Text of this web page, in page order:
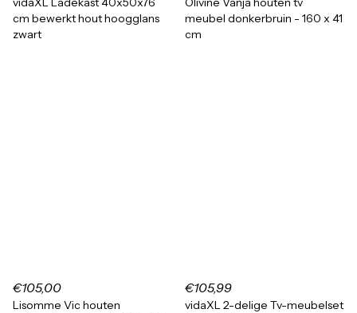
cm bewerkt hout hoogglans
zwart
meubel donkerbruin - 160 x 41
cm
€105,00
Lisomme Vic houten
€105,99
vidaXL 2-delige Tv-meubelset